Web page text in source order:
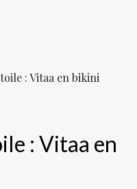
: Vitaa en bikini
: Vitaa en